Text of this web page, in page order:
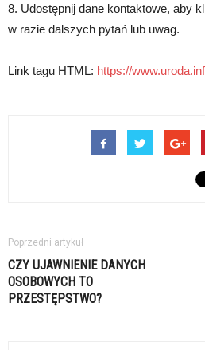
8. Udostępnij dane kontaktowe, aby
w razie dalszych pytań lub uwag.
Link tagu HTML: https://
Poprzedni artykuł
CZY UJAWNIENIE DANYCH
OSOBOWYCH TO
PRZESTĘPSTWO?